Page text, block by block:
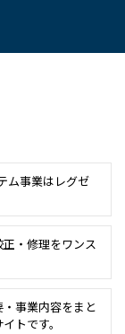
ム事業は レグゼ
・修理をワンス
事業内容をまと
トです。